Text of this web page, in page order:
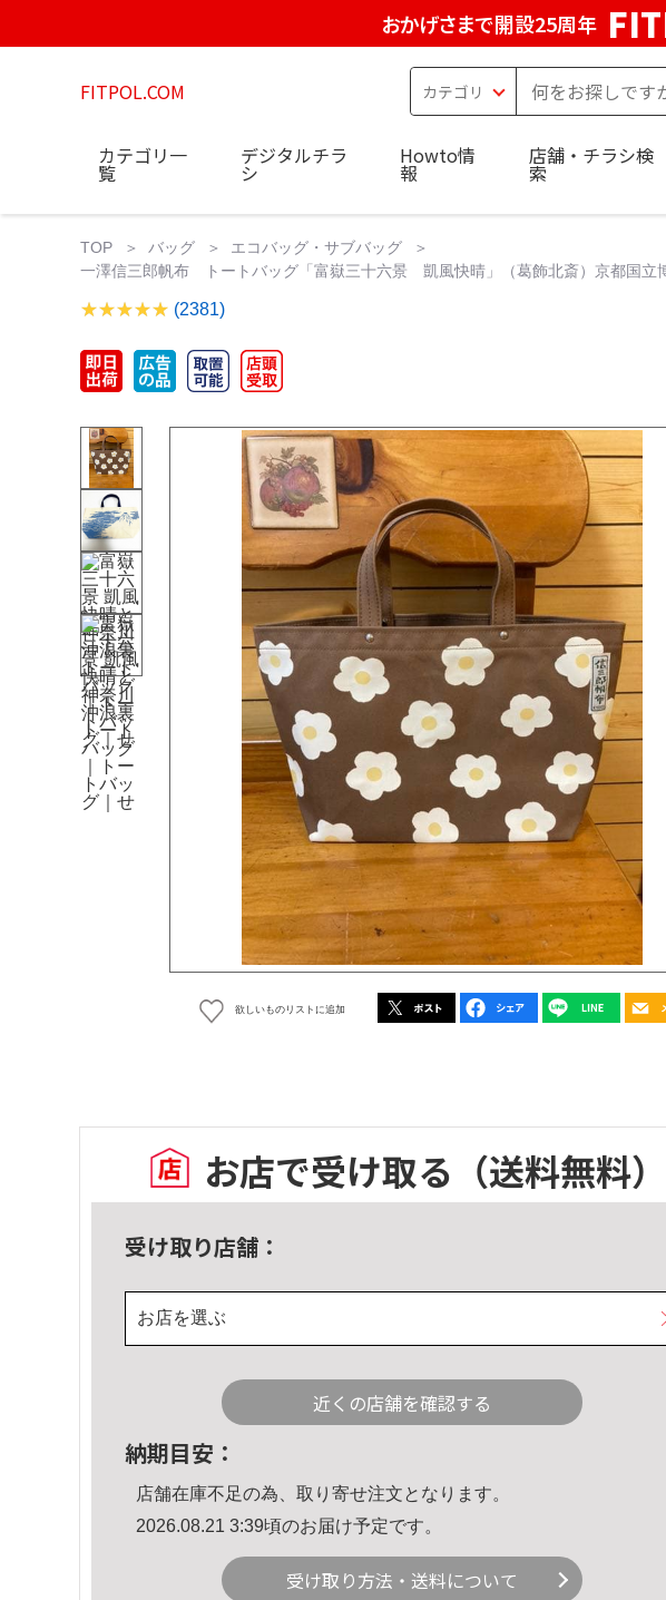
おかげさまで開設25周年
FITPOL.COM
カテゴリ一
覧
デジタルチラ
シ
Howto情
報
店舗・チラシ検
索
TOP バッグ
エコバッグ・サブバッグ
一澤信三郎帆布 トートバッグ「富嶽三十六景 凱風快晴」（葛飾北斎）京都国立
(2381)
欲しいものリストに追加
お店で受け取る （送料無料）
受け取り店舗：
お店を選ぶ
近くの店舗を確認する
納期目安：
店舗在庫不足の為、取り寄せ注文となります。
2026.08.21 3:39頃のお届け予定です。
受け取り方法・送料について